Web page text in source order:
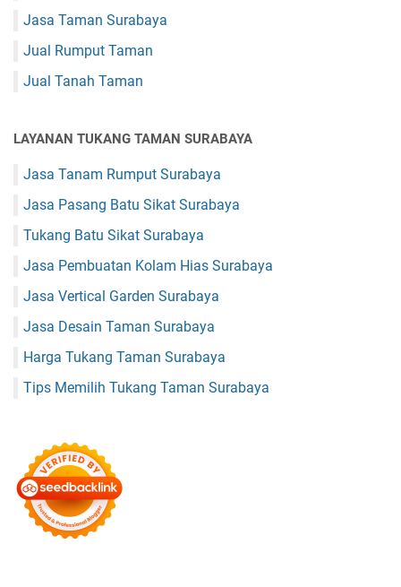
Jasa Taman Surabaya
Jual Rumput Taman
Jual Tanah Taman
LAYANAN TUKANG TAMAN SURABAYA
Jasa Tanam Rumput Surabaya
Jasa Pasang Batu Sikat Surabaya
Tukang Batu Sikat Surabaya
Jasa Pembuatan Kolam Hias Surabaya
Jasa Vertical Garden Surabaya
Jasa Desain Taman Surabaya
Harga Tukang Taman Surabaya
Tips Memilih Tukang Taman Surabaya